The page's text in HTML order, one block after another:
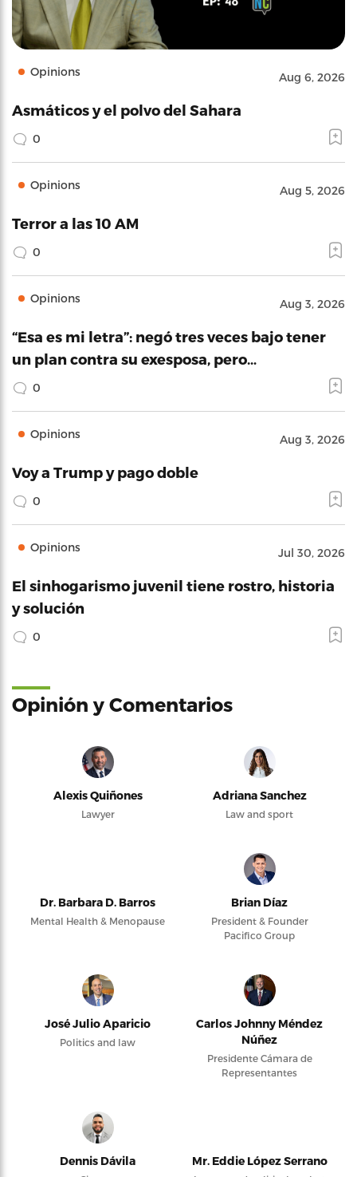
Opinions Aug 6, 2026
Asmáticos y el polvo del Sahara
0
Opinions Aug 5, 2026
Terror a las 10 AM
0
Opinions Aug 3, 2026
“Esa es mi letra”: negó tres veces bajo tener
un plan contra su exesposa, pero…
0
Opinions Aug 3, 2026
Voy a Trump y pago doble
0
Opinions Jul 30, 2026
El sinhogarismo juvenil tiene rostro, historia
y solución
0
Opinión y Comentarios
Alexis Quiñones
Lawyer
Adriana Sanchez
Law and sport
Dr. Barbara D. Barros
Mental Health & Menopause
Brian Díaz
President & Founder
Pacifico Group
José Julio Aparicio
Politics and law
Carlos Johnny Méndez
Núñez
Presidente Cámara de
Representantes
Dennis Dávila Mr. Eddie López Serrano